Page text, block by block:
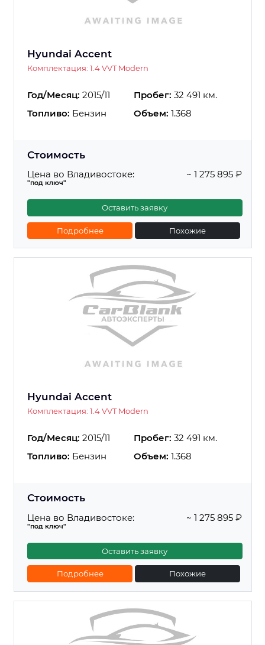
Hyundai Accent
Комплектация: 1.4 VVT Modern
Год/Месяц: 2015/11 Пробег: 32 491 км.
Топливо: Бензин Объем: 1.368
Стоимость
Цена во Владивостоке:
"под ключ"
~ 1 275 895 ₽
Оставить заявку
Подробнее Похожие
Hyundai Accent
Комплектация: 1.4 VVT Modern
Год/Месяц: 2015/11 Пробег: 32 491 км.
Топливо: Бензин Объем: 1.368
Стоимость
Цена во Владивостоке:
"под ключ"
~ 1 275 895 ₽
Оставить заявку
Подробнее Похожие